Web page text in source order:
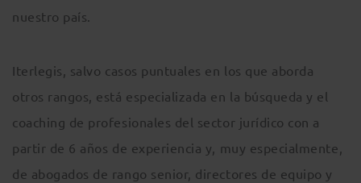
nuestro país.
Iterlegis, salvo casos puntuales en los que aborda
otros rangos, está especializada en la búsqueda y el
coaching de profesionales del sector jurídico con a
partir de 6 años de experiencia y, muy especialmente,
de abogados de rango senior, directores de equipo y